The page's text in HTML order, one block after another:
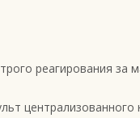
реагирования за